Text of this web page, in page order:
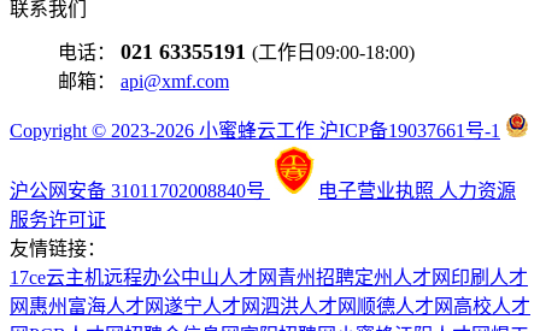
联系我们
电话： 021 63355191 (工作日09:00-18:00)
邮箱： api@xmf.com
Copyright © 2023-2026 小蜜蜂云工作 沪ICP备19037661号-1
沪公网安备 31011702008840号 电子营业执照 人力资源
服务许可证
友情链接：
17ce云主机远程办公中山人才网 青州招聘定州人才网 印刷人才
网 惠州富海人才网遂宁人才网泗洪人才网 顺德人才网 高校人才